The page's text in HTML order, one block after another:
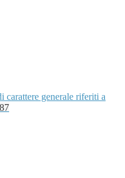
carattere generale riferiti a
87